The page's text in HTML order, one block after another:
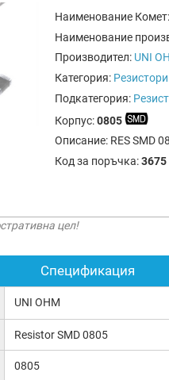
Наименование Комет:
Наименование
Производител: UNI
Категория: Резистори
Подкатегория:
Корпус:0805
Описание: RES SMD
Код за поръчка:3675
цел!
Спецификация
UNI OHM
Resistor SMD 0805
0805